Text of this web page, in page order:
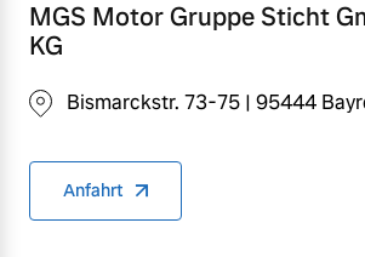
MGS Motor Gruppe Sticht
KG
Bismarckstr. 73-75 | 95444
Anfahrt